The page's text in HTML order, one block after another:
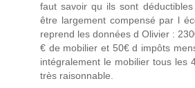
faut savoir qu ils sont
être largement compensé par l
reprend les données d Olivier :
€ de mobilier et 50€ d impôts
intégralement le mobilier tous les
très raisonnable.